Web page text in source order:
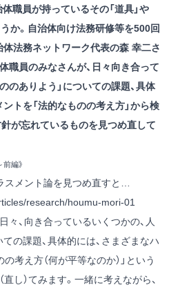
体職員が持っているその「道具」や
うか。自治体向け法務研修等を500回
法務ネットワーク代表の森 幸二さ
体職員のみなさんが、日々向き合って
のありよう」についての課題、具体
トを「法的なものの考え方」から検
が忘れているものを見つめ直して
前編》
スメント論を見つめ直すと…
research/houmu-mori-01
々、向き合っているいくつかの、人
の課題、具体的には、さまざまなハ
考え方（何が平等なのか）」という
し）てみます。一緒に考えながら、